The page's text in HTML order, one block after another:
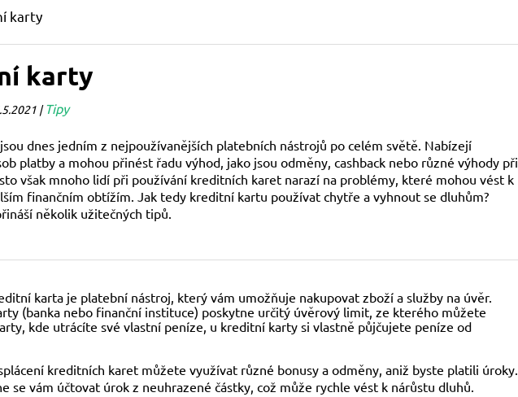
karty
karty
|Tipy
dnes jedním z nejpoužívanějších platebních nástrojů po celém světě. Nabízejí
platby a mohou přinést řadu výhod, jako jsou odměny, cashback nebo různé výhody při
však mnoho lidí při používání kreditních karet narazí na problémy, které mohou vést k
finančním obtížím. Jak tedy kreditní kartu používat chytře a vyhnout se dluhům?
několik užitečných tipů.
karta je platební nástroj, který vám umožňuje nakupovat zboží a služby na úvěr.
(banka nebo finanční instituce) poskytne určitý úvěrový limit, ze kterého můžete
kde utrácíte své vlastní peníze, u kreditní karty si vlastně půjčujete peníze od
kreditních karet můžete využívat různé bonusy a odměny, aniž byste platili úroky.
se vám účtovat úrok z neuhrazené částky, což může rychle vést k nárůstu dluhů.